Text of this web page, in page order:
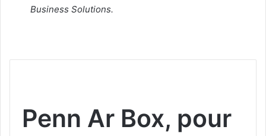
Business Solutions.
Penn Ar Box, pour